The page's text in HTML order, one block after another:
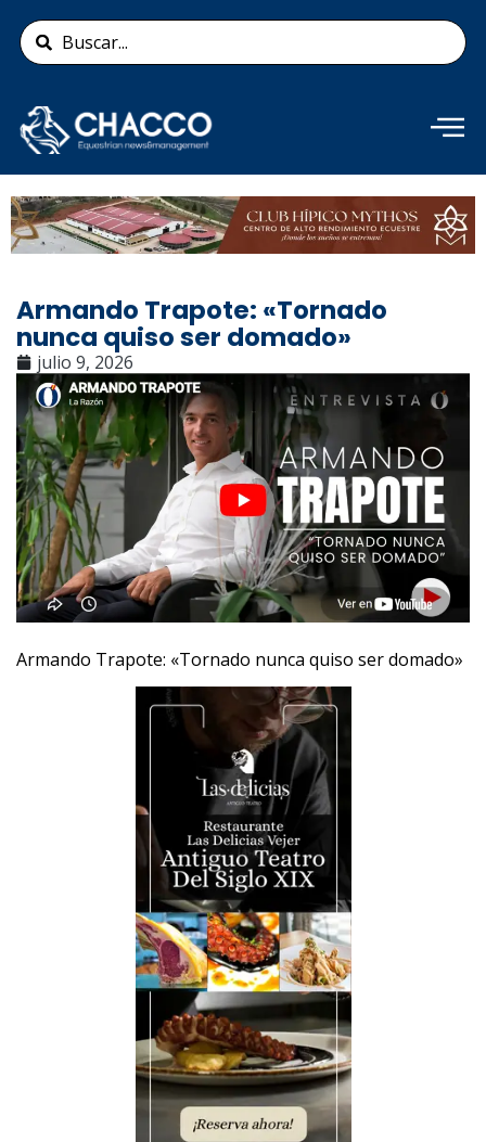
contenido
Search
...
Añade aquí tu texto de
cabecera
Armando Trapote: «Tornado
nunca quiso ser domado»
julio 9, 2026
Armando Trapote: «Tornado nunca quiso ser domado»